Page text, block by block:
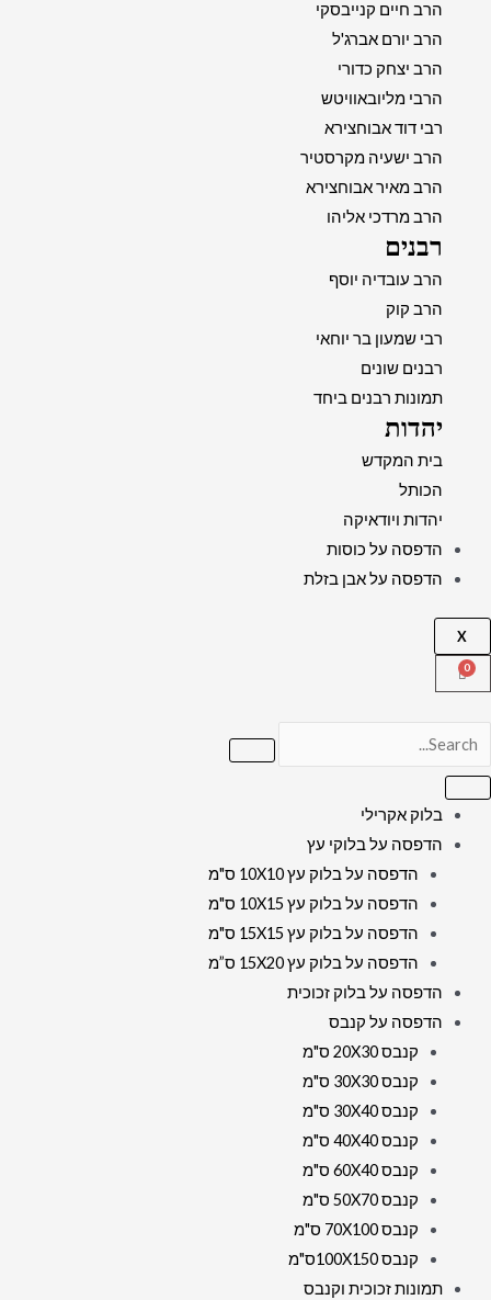
הרב חיים קנייבסקי
הרב יורם אברג'ל
הרב יצחק כדורי
הרבי מליובאוויטש
רבי דוד אבוחצירא
הרב ישעיה מקרסטיר
הרב מאיר אבוחצירא
הרב מרדכי אליהו
רבנים
הרב עובדיה יוסף
הרב קוק
רבי שמעון בר יוחאי
רבנים שונים
תמונות רבנים ביחד
יהדות
בית המקדש
הכותל
יהדות ויודאיקה
הדפסה על כוסות
הדפסה על אבן בזלת
X
בלוק אקרילי
הדפסה על בלוקי עץ
הדפסה על בלוק עץ 10X10 ס"מ
הדפסה על בלוק עץ 10X15 ס"מ
הדפסה על בלוק עץ 15X15 ס"מ
הדפסה על בלוק עץ 15X20 ס”מ
הדפסה על בלוק זכוכית
הדפסה על קנבס
קנבס 20X30 ס"מ
קנבס 30X30 ס"מ
קנבס 30X40 ס"מ
קנבס 40X40 ס"מ
קנבס 60X40 ס"מ
קנבס 50X70 ס"מ
קנבס 70X100 ס"מ
קנבס 100X150ס"מ
תמונות זכוכית וקנבס